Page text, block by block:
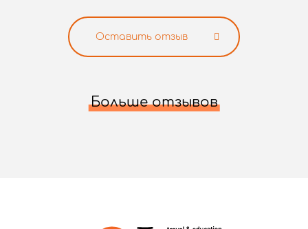
Оставить отзыв
Больше отзывов